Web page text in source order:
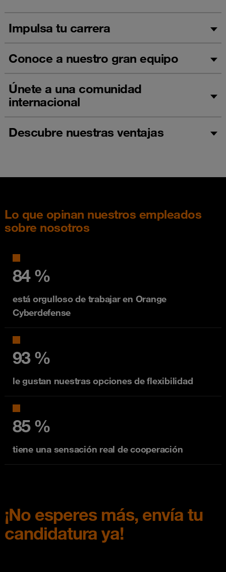
Impulsa tu carrera
Conoce a nuestro gran equipo
Únete a una comunidad
internacional
Descubre nuestras ventajas
Lo que opinan nuestros empleados
sobre nosotros
84 %
está orgulloso de trabajar en Orange
Cyberdefense
93 %
le gustan nuestras opciones de flexibilidad
85 %
tiene una sensación real de cooperación
¡No esperes más, envía tu
candidatura ya!